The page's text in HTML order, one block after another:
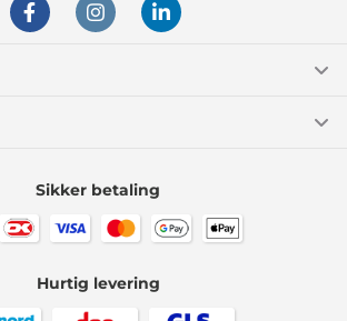
Sikker betaling
Hurtig levering